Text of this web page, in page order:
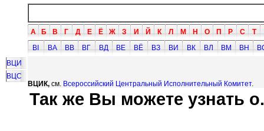
А Б В Г Д Е Ё Ж З И Й К Л М Н О П Р С Т
ВI
ВА ВВ ВГ ВД ВЕ ВЁ ВЗ ВИ ВК ВЛ ВМ ВН
ВЦИ
ВЦС
ВЦИК, см. Всероссийский Центральный Исполнительный Комитет.
Так же Вы можете узнать